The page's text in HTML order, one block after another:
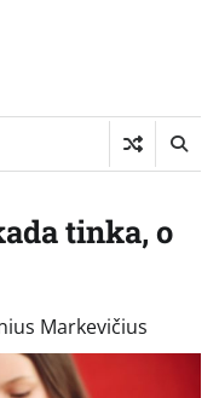
tinka, o
Markevičius